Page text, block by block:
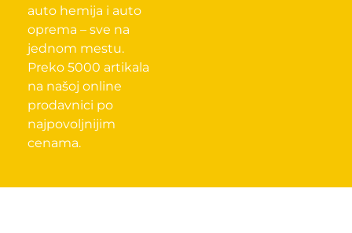
auto hemija i auto
oprema – sve na
jednom mestu.
Preko 5000 artikala
na našoj online
prodavnici po
najpovoljnijim
cenama.